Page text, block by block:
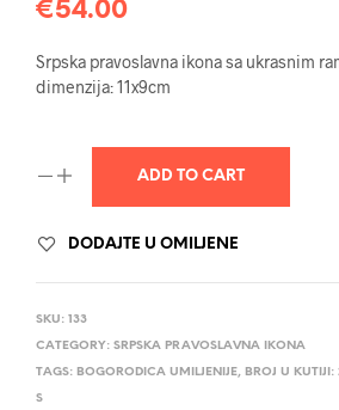
€54.00
Srpska pravoslavna ikona sa ukrasnim
dimenzija: 11x9cm
ADD TO CART
DODAJTE U OMILJENE
SKU: 133
CATEGORY: SRPSKA PRAVOSLAVNA IKONA
TAGS: BOGORODICA UMILJENIJE, BROJ U KUTIJI:
S